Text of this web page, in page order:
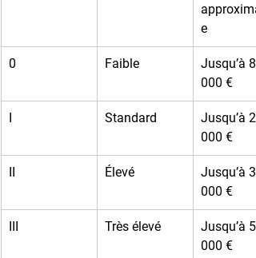
e
0 Faible
Jusqu’à 8
000 €
Standard
Jusqu’à
000 €
Élevé
Jusqu’à
000 €
Très élevé
Jusqu’à
000 €